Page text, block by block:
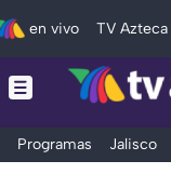
en vivo TV Azteca
Programas Jalisco